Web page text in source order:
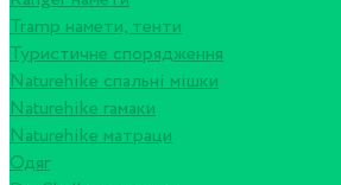
Tramp намети, тенти
Туристичне спорядження
Naturehike спальні мішки
Naturehike гамаки
Naturehike матраци
Одяг